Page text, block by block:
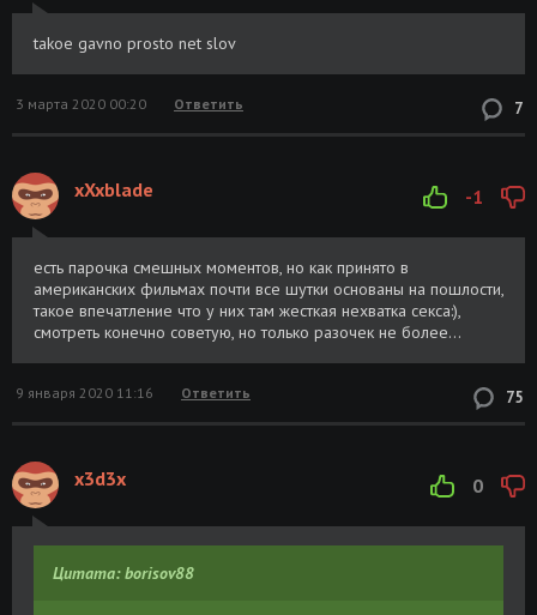
takoe gavno prosto net slov
7
3 марта 2020 00:20 Ответить
-1
xXxblade
есть парочка смешных моментов, но как принято в
американских фильмах почти все шутки основаны на пошлости,
такое впечатление что у них там жесткая нехватка секса:),
смотреть конечно советую, но только разочек не более...
75
9 января 2020 11:16 Ответить
0
x3d3x
Цитата: borisov88